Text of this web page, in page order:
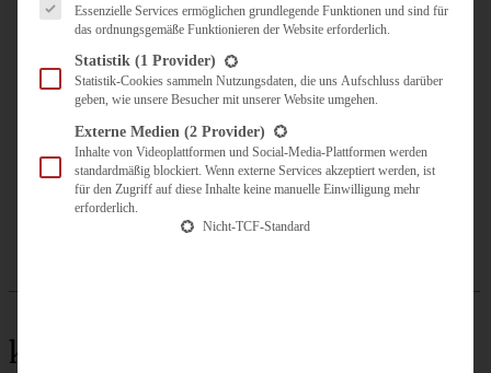
UNTERWEGS
KULINARISCH UNTERWEGS
ÜBER MICH
ZUSAMMENARBEIT
kleiner Kuchen
Essenzielle Services ermöglichen grundlegende Funktionen und sind für
das ordnungsgemäße Funktionieren der Website erforderlich.
Statistik (1 Provider)
Statistik-Cookies sammeln Nutzungsdaten, die uns Aufschluss darüber
geben, wie unsere Besucher mit unserer Website umgehen.
Externe Medien (2 Provider)
Inhalte von Videoplattformen und Social-Media-Plattformen werden
standardmäßig blockiert. Wenn externe Services akzeptiert werden, ist
für den Zugriff auf diese Inhalte keine manuelle Einwilligung mehr
erforderlich.
Nicht-TCF-Standard